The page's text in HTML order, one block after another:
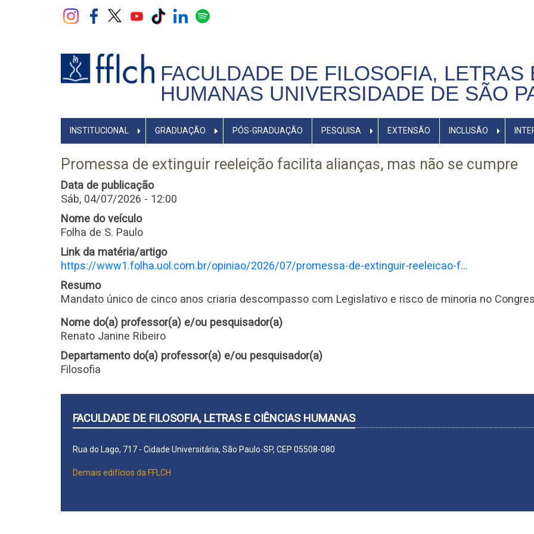
FACULDADE DE FILOSOFIA, LETRAS
HUMANAS UNIVERSIDADE DE SÃO
NAVEGADOR
PRINCIPAL
INSTITUCIONAL GRADUAÇÃO PÓS-GRADUAÇÃO PESQUISA EXTENSÃO INCLUSÃO
Promessa de extinguir reeleição facilita alianças, mas não se cumpre
Data de publicação
Sáb, 04/07/2026 - 12:00
Nome do veículo
Folha de S. Paulo
Link da matéria/artigo
https://www1.folha.uol.com.br/opiniao/2026/07/promessa-de-extinguir-reeleicao-f…
Resumo
Mandato único de cinco anos criaria descompasso com Legislativo e risco de minoria no
Nome do(a) professor(a) e/ou pesquisador(a)
Renato Janine Ribeiro
Departamento do(a) professor(a) e/ou pesquisador(a)
Filosofia
FACULDADE DE FILOSOFIA, LETRAS E CIÊNCIAS HUMANAS
Rua do Lago, 717 - Cidade Universitária, São Paulo-SP, CEP 05508-080
Demais edifícios da FFLCH